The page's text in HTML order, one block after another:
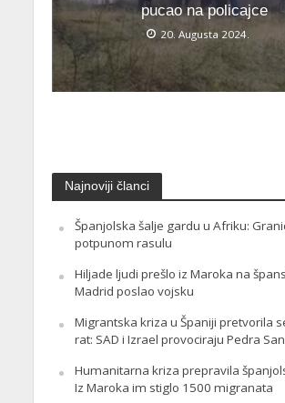
pucao na policajce
20. Augusta 2024.
Najnoviji članci
Španjolska šalje gardu u Afriku:
potpunom rasulu
Hiljade ljudi prešlo iz Maroka na
Madrid poslao vojsku
Migrantska kriza u Španiji pretvorila
rat: SAD i Izrael provociraju Pedra
Humanitarna kriza prepravila
Iz Maroka im stiglo 1500 migranata